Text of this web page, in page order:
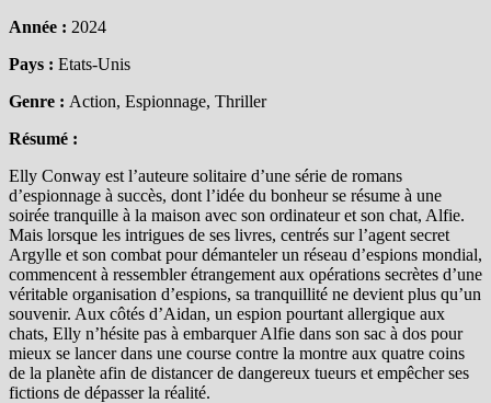
Année : 2024
Pays : Etats-Unis
Genre : Action, Espionnage, Thriller
Résumé :
Elly Conway est l’auteure solitaire d’une série de romans
d’espionnage à succès, dont l’idée du bonheur se résume à une
soirée tranquille à la maison avec son ordinateur et son chat, Alfie.
Mais lorsque les intrigues de ses livres, centrés sur l’agent secret
Argylle et son combat pour démanteler un réseau d’espions mondial,
commencent à ressembler étrangement aux opérations secrètes d’une
véritable organisation d’espions, sa tranquillité ne devient plus qu’un
souvenir. Aux côtés d’Aidan, un espion pourtant allergique aux
chats, Elly n’hésite pas à embarquer Alfie dans son sac à dos pour
mieux se lancer dans une course contre la montre aux quatre coins
de la planète afin de distancer de dangereux tueurs et empêcher ses
fictions de dépasser la réalité.